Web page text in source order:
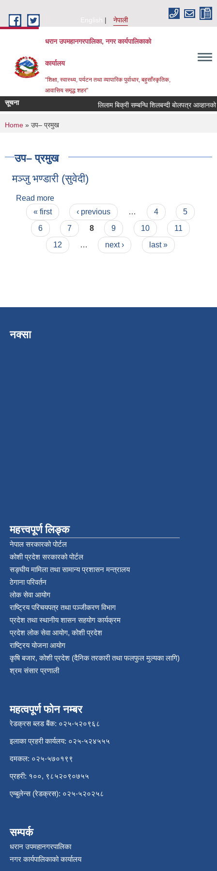
English
नेपाली
धरान उपमहानगरपालिका, नगर कार्यपालिकाको
कार्यालय
“शिक्षा, स्वास्थ्य, पर्यटन तथा व्यापारिक पुर्वाधार, बहुसाँस्कृतिक,
आवासिय समृद्ध शहर”
सूचना लिलाम बिक्री सम्बन्धि शिलबन्दी
You are here
Home » उप– प्रमुख
उप– प्रमुख
मञ्जु भण्डारी (सुवेदी)
Read more
Pages
« first ‹ previous … 4
5
6
7 8 9 10
11
12
… next › last »
नक्सा
महत्त्वपूर्ण लिङ्क
नेपाल सरकारको पोर्टल
कोशी प्रदेश सरकारको पोर्टल
सङ्‍घीय मामिला तथा सामान्य प्रशासन मन्त्रालय
ठेगाना परिवर्तन
लोक सेवा आयोग
राष्ट्रिय परिचयपत्र तथा पञ्‍जीकरण विभाग
प्रदेश तथा स्थानीय शासन सहयोग कार्यक्रम
प्रदेश लोक सेवा आयोग, कोशी प्रदेश
राष्ट्रिय योजना आयोग
कृषि बजार, कोशी प्रदेश (दैनिक तरकारी तथा फलफुल मुल्यका लागि)
श्रम संसार प्रणाली
महत्वपूर्ण फोन नम्बर
रेडक्रस ब्लड बैंक: ०२५-५२०९६८
इलाका प्रहरी कार्यलय: ०२५-५२४५५५
दमकल: ०२५-५७०१९९
प्रहरी: १००, ९८५२०९०७५५
एम्बुलेन्स (रेडक्रस): ०२५-५२०२५८
सम्पर्क
धरान उपमहानगरपालिका
नगर कार्यपालिकाको कार्यालय